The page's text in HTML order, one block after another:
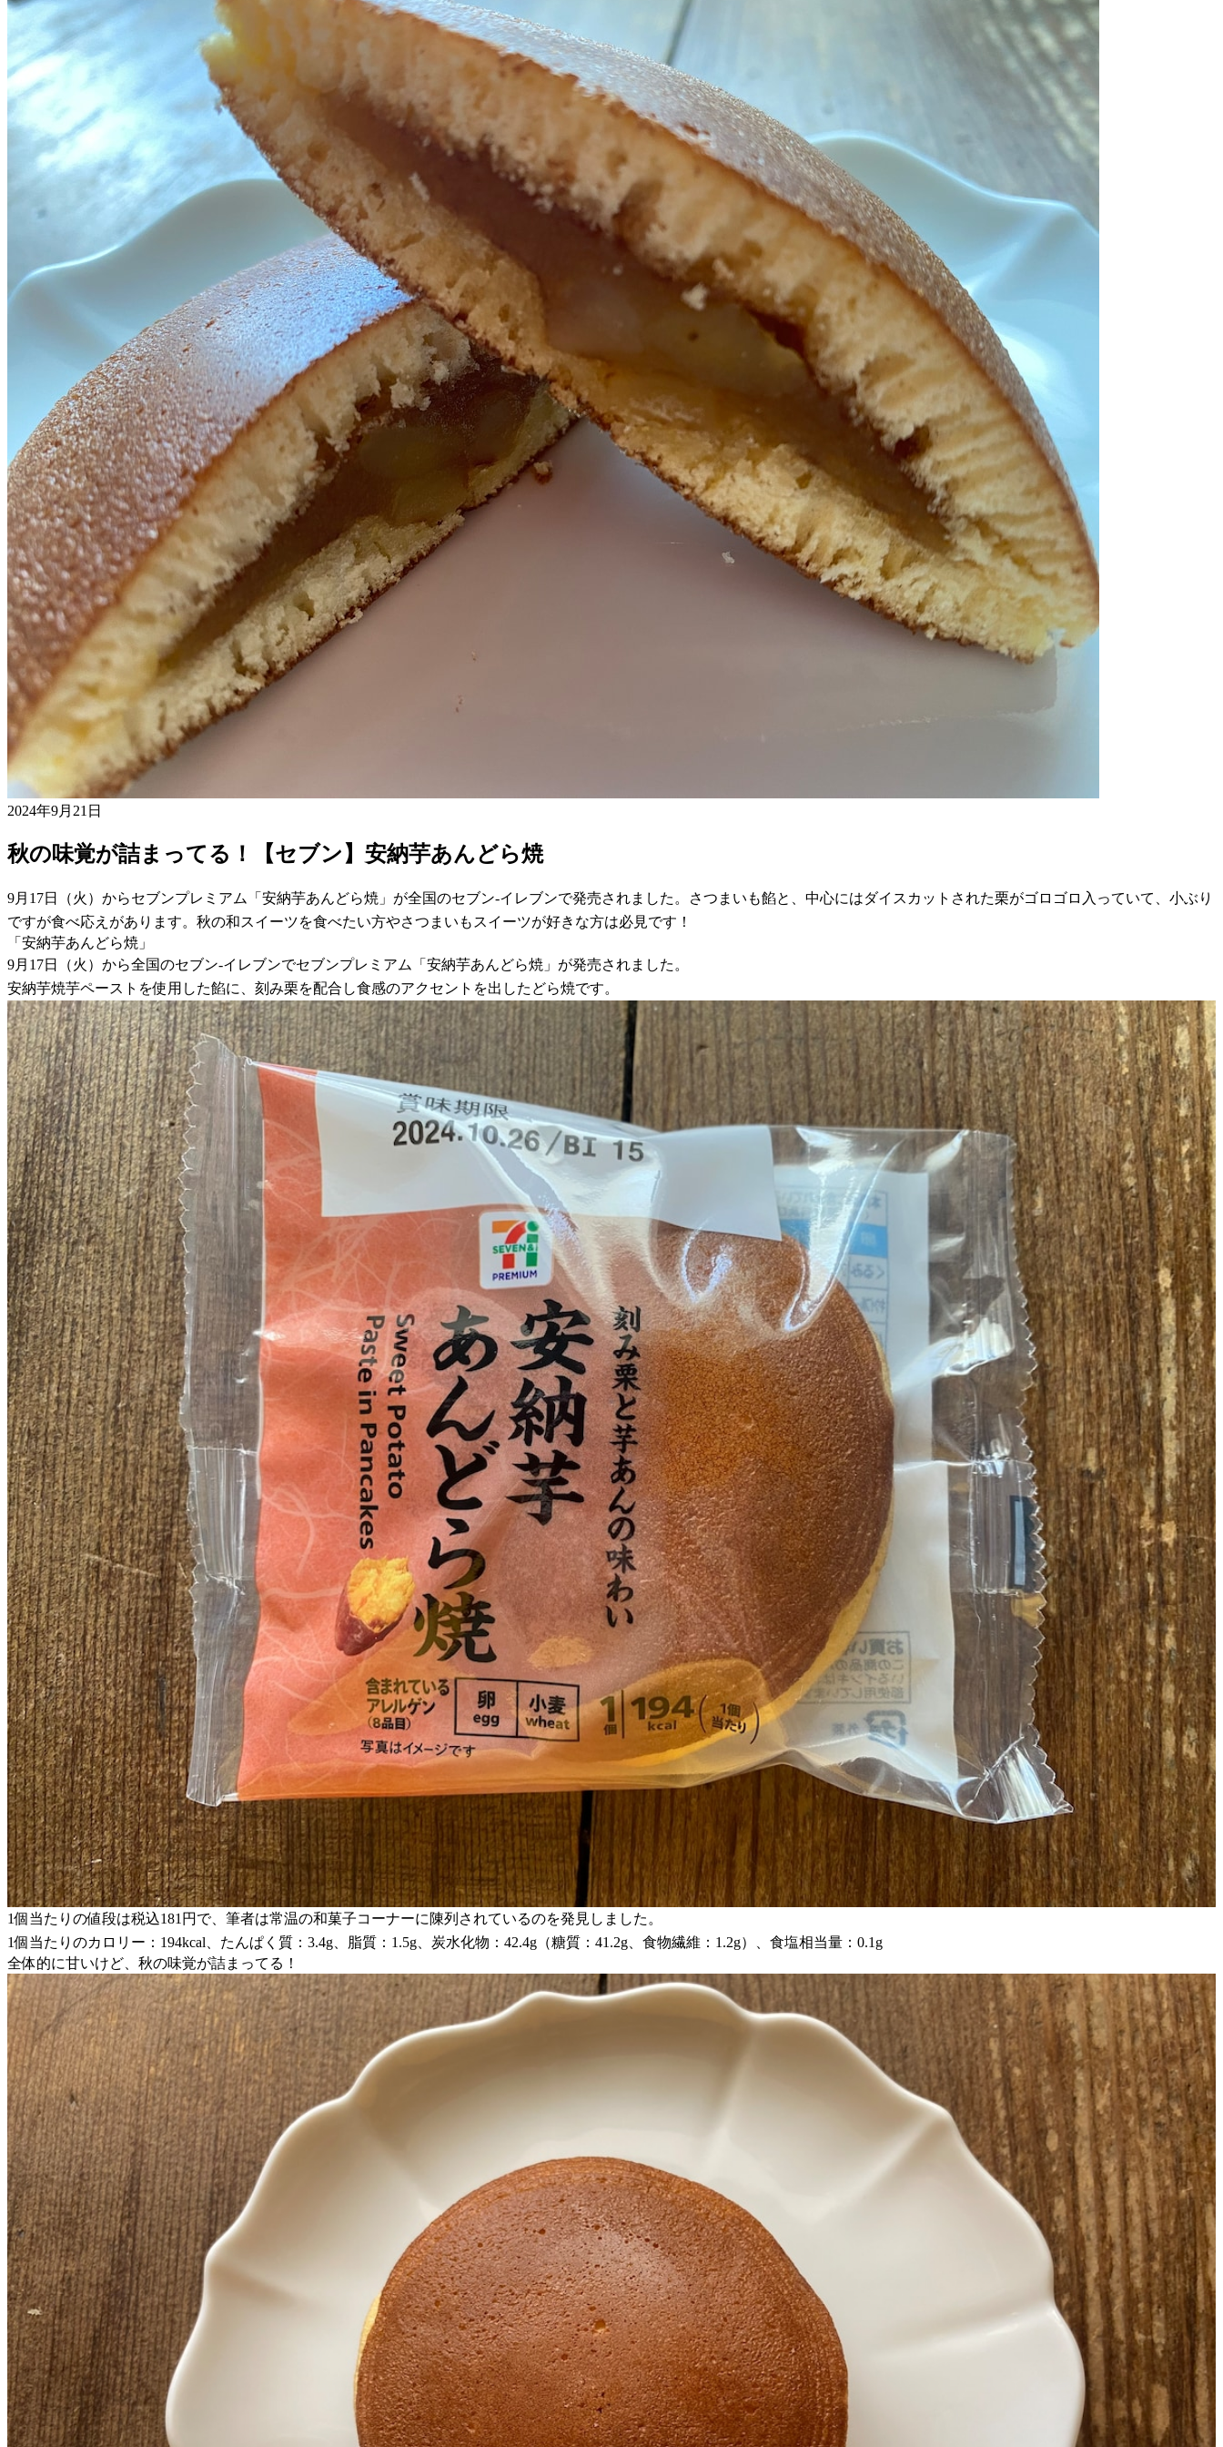
2024年9月21日
秋の味覚が詰まってる！【セブン】安納芋あんどら焼
9月17日（火）からセブンプレミアム「安納芋あんどら焼」が全国のセブン-イレブンで発売されました。さつまいも餡と、中心にはダイスカットされた栗がゴロゴロ入っていて、小ぶり
ですが食べ応えがあります。秋の和スイーツを食べたい方やさつまいもスイーツが好きな方は必見です！
「安納芋あんどら焼」
9月17日（火）から全国のセブン-イレブンでセブンプレミアム「安納芋あんどら焼」が発売されました。
安納芋焼芋ペーストを使用した餡に、刻み栗を配合し食感のアクセントを出したどら焼です。
1個当たりの値段は税込181円で、筆者は常温の和菓子コーナーに陳列されているのを発見しました。
1個当たりのカロリー：194kcal、たんぱく質：3.4g、脂質：1.5g、炭水化物：42.4g（糖質：41.2g、食物繊維：1.2g）、食塩相当量：0.1g
全体的に甘いけど、秋の味覚が詰まってる！